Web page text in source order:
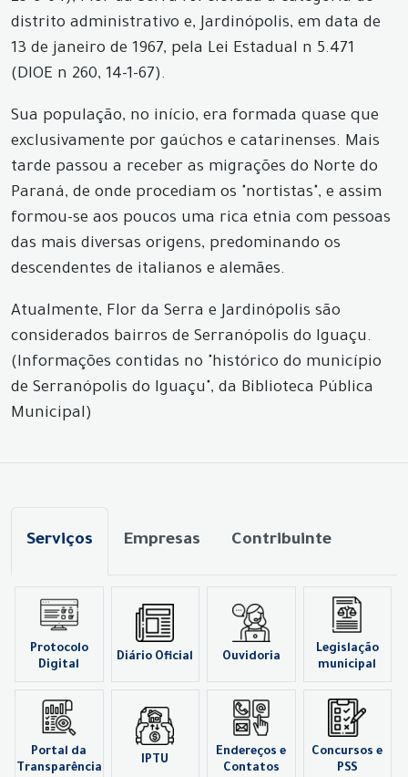
distrito administrativo e, Jardinópolis, em data de
13 de janeiro de 1967, pela Lei Estadual n 5.471
(DIOE n 260, 14-1-67).
Sua população, no início, era formada quase que
exclusivamente por gaúchos e catarinenses. Mais
tarde passou a receber as migrações do Norte do
Paraná, de onde procediam os "nortistas", e assim
formou-se aos poucos uma rica etnia com pessoas
das mais diversas origens, predominando os
descendentes de italianos e alemães.
Atualmente, Flor da Serra e Jardinópolis são
considerados bairros de Serranópolis do Iguaçu.
(Informações contidas no "histórico do município
de Serranópolis do Iguaçu", da Biblioteca Pública
Municipal)
Serviços Empresas Contribuinte
Protocolo
Digital
Diário Oficial Ouvidoria
Legislação
municipal
Portal da
Transparência
IPTU
Endereços e
Contatos
Concursos e
PSS